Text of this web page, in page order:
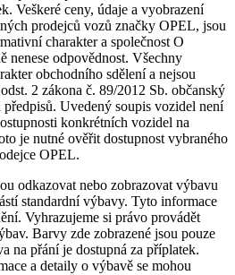
Veškeré ceny, údaje a vyobrazení
prodejců vozů značky OPEL, jsou
charakter a společnost O
nenese odpovědnost. Všechny
obchodního sdělení a nejsou
2 zákona č. 89/2012 Sb. občanský
Uvedený soupis vozidel není
konkrétních vozidel na
je nutné ověřit dostupnost vybraného
OPEL.
odkazovat nebo zobrazovat výbavu
standardní výbavy. Tyto informace
Vyhrazujeme si právo provádět
Barvy zde zobrazené jsou pouze
na přání je dostupná za příplatek.
a detaily o výbavě se mohou